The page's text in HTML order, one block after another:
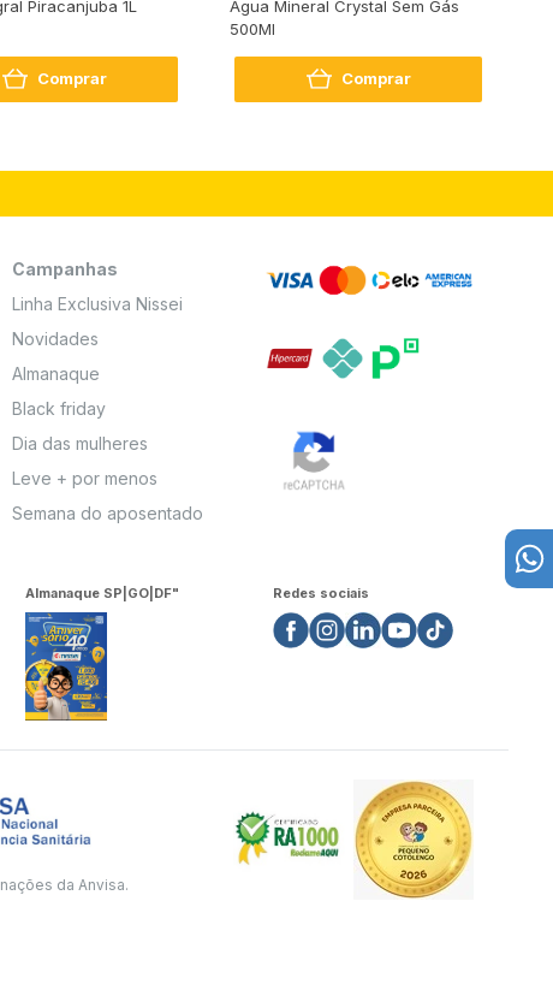
Piracanjuba 1L
Comprar
Água Mineral Crystal Sem Gás
500Ml
Comprar
Campanhas
Linha Exclusiva Nissei
Novidades
Almanaque
Black friday
Dia das mulheres
Leve + por menos
Semana do aposentado
Almanaque SP|GO|DF" Redes sociais
da Anvisa.